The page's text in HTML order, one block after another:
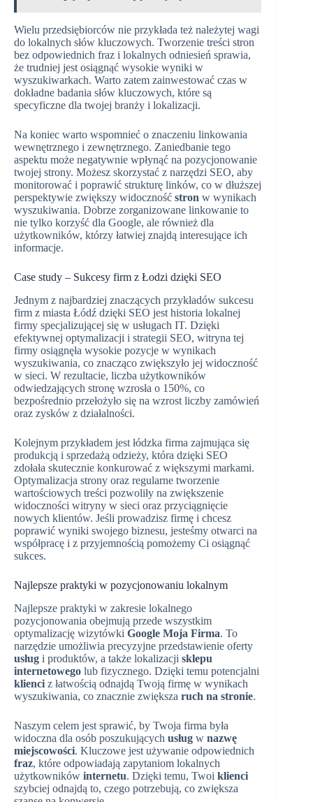
Wielu przedsiębiorców nie przykłada też należytej wagi
do lokalnych słów kluczowych. Tworzenie treści stron
bez odpowiednich fraz i lokalnych odniesień sprawia,
że trudniej jest osiągnąć wysokie wyniki w
wyszukiwarkach. Warto zatem zainwestować czas w
dokładne badania słów kluczowych, które są
specyficzne dla twojej branży i lokalizacji.
Na koniec warto wspomnieć o znaczeniu linkowania
wewnętrznego i zewnętrznego. Zaniedbanie tego
aspektu może negatywnie wpłynąć na pozycjonowanie
twojej strony. Możesz skorzystać z narzędzi SEO, aby
monitorować i poprawić strukturę linków, co w dłuższej
perspektywie zwiększy widoczność stron w wynikach
wyszukiwania. Dobrze zorganizowane linkowanie to
nie tylko korzyść dla Google, ale również dla
użytkowników, którzy łatwiej znajdą interesujące ich
informacje.
Case study – Sukcesy firm z Łodzi dzięki SEO
Jednym z najbardziej znaczących przykładów sukcesu
firm z miasta Łódź dzięki SEO jest historia lokalnej
firmy specjalizującej się w usługach IT. Dzięki
efektywnej optymalizacji i strategii SEO, witryna tej
firmy osiągnęła wysokie pozycje w wynikach
wyszukiwania, co znacząco zwiększyło jej widoczność
w sieci. W rezultacie, liczba użytkowników
odwiedzających stronę wzrosła o 150%, co
bezpośrednio przełożyło się na wzrost liczby zamówień
oraz zysków z działalności.
Kolejnym przykładem jest łódzka firma zajmująca się
produkcją i sprzedażą odzieży, która dzięki SEO
zdołała skutecznie konkurować z większymi markami.
Optymalizacja strony oraz regularne tworzenie
wartościowych treści pozwoliły na zwiększenie
widoczności witryny w sieci oraz przyciągnięcie
nowych klientów. Jeśli prowadzisz firmę i chcesz
poprawić wyniki swojego biznesu, jesteśmy otwarci na
współpracę i z przyjemnością pomożemy Ci osiągnąć
sukces.
Najlepsze praktyki w pozycjonowaniu lokalnym
Najlepsze praktyki w zakresie lokalnego
pozycjonowania obejmują przede wszystkim
optymalizację wizytówki Google Moja Firma. To
narzędzie umożliwia precyzyjne przedstawienie oferty
usług i produktów, a także lokalizacji sklepu
internetowego lub fizycznego. Dzięki temu potencjalni
klienci z łatwością odnajdą Twoją firmę w wynikach
wyszukiwania, co znacznie zwiększa ruch na stronie.
Naszym celem jest sprawić, by Twoja firma była
widoczna dla osób poszukujących usług w nazwę
miejscowości. Kluczowe jest używanie odpowiednich
fraz, które odpowiadają zapytaniom lokalnych
użytkowników internetu. Dzięki temu, Twoi klienci
szybciej odnajdą to, czego potrzebują, co zwiększa